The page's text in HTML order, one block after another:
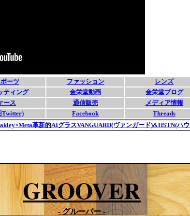
GROOVER
- グルーバー -